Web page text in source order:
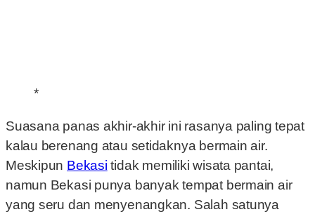
*
Suasana panas akhir-akhir ini rasanya paling tepat
kalau berenang atau setidaknya bermain air.
Meskipun Bekasi tidak memiliki wisata pantai,
namun Bekasi punya banyak tempat bermain air
yang seru dan menyenangkan. Salah satunya